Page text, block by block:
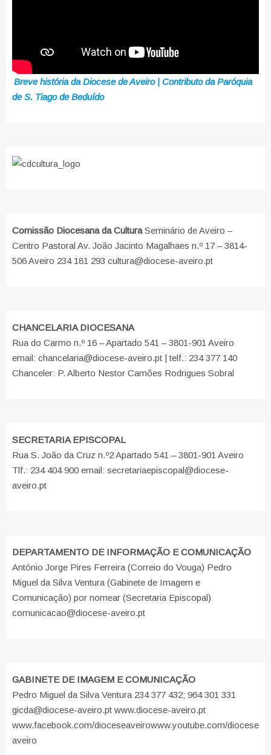
Breve história da Diocese de Aveiro | Contributo da Paróquia
de S. Tiago de Beduído
Comissão Diocesana da CulturaSeminário de Aveiro –
Centro Pastoral Av. João Jacinto Magalhaes n.º 17 – 3814-
506 Aveiro 234 181 293 cultura@diocese-aveiro.pt
CHANCELARIA DIOCESANA
Rua do Carmo n.º 16 – Apartado 541 – 3801-901 Aveiro
email: chancelaria@diocese-aveiro.pt | telf.: 234 377 140
Chanceler: P. Alberto Nestor Camões Rodrigues Sobral
SECRETARIA EPISCOPAL
Rua S. João da Cruz n.º2 Apartado 541 – 3801-901 Aveiro
Tlf.: 234 404 900 email: secretariaepiscopal@diocese-
aveiro.pt
DEPARTAMENTO DE INFORMAÇÃO E COMUNICAÇÃO
António Jorge Pires Ferreira (Correio do Vouga) Pedro
Miguel da Silva Ventura (Gabinete de Imagem e
Comunicação) por nomear (Secretaria Episcopal)
comunicacao@diocese-aveiro.pt
GABINETE DE IMAGEM E COMUNICAÇÃO
Pedro Miguel da Silva Ventura 234 377 432; 964 301 331
gicda@diocese-aveiro.pt www.diocese-aveiro.pt
www.facebook.com/dioceseaveirowww.youtube.com/diocese
aveiro